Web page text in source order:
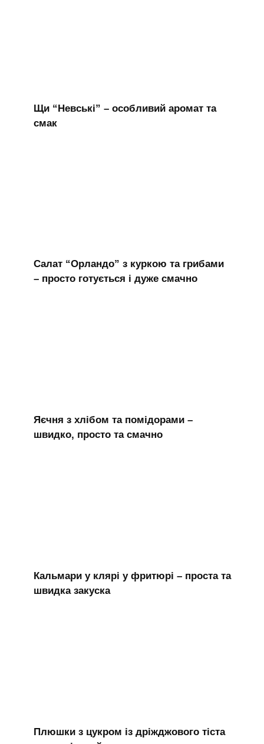
Щи “Невські” – особливий аромат та
смак
Салат “Орландо” з куркою та грибами
– просто готується і дуже смачно
Яєчня з хлібом та помідорами –
швидко, просто та смачно
Кальмари у клярі у фритюрі – проста та
швидка закуска
Плюшки з цукром із дріжджового тіста